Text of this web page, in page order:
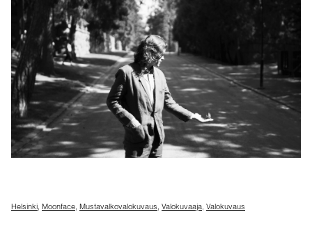
Helsinki, Moonface, Mustavalkovalokuvaus, Valokuvaaja, Valokuvaus